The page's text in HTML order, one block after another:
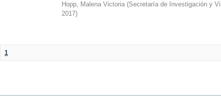
Hopp, Malena Victoria (Secretaría de Investigación y
2017)
1